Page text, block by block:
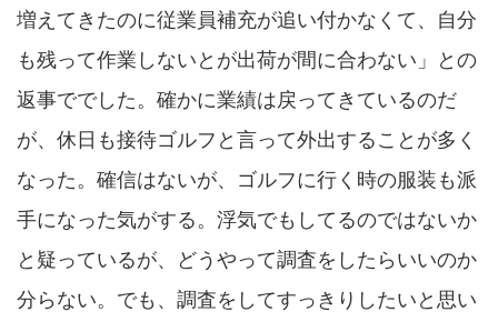
増えてきたのに従業員補充が追い付かなくて、自分
も残って作業しないとが出荷が間に合わない」との
返事ででした。確かに業績は戻ってきているのだ
が、休日も接待ゴルフと言って外出することが多く
なった。確信はないが、ゴルフに行く時の服装も派
手になった気がする。浮気でもしてるのではないか
と疑っているが、どうやって調査をしたらいいのか
分らない。でも、調査をしてすっきりしたいと思い